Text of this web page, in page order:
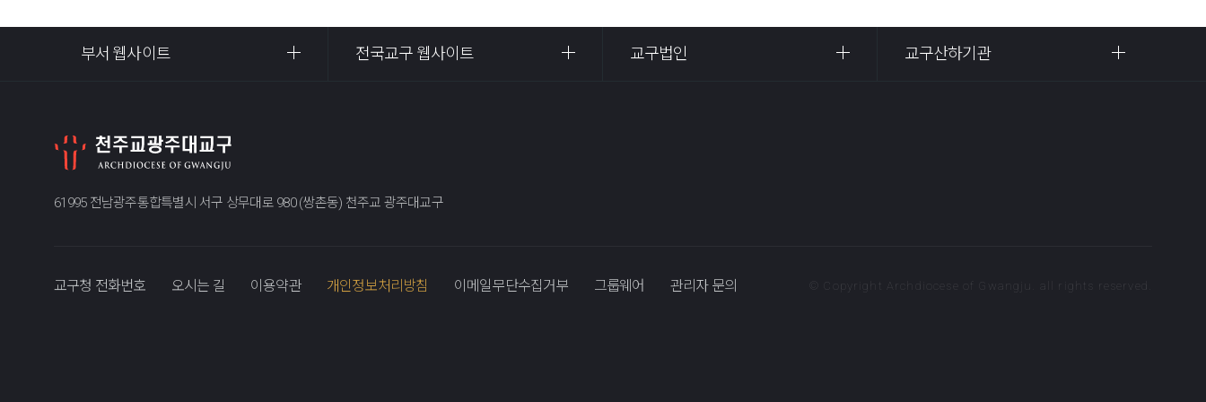
부서 웹사이트 전국교구 웹사이트 교구법인 교구산하기관
61995 전남광주통합특별시 서구 상무대로 980 (쌍촌동) 천주교 광주대교구
교구청 전화번호 오시는 길 이용약관 개인정보처리방침 이메일무단수집거부 그룹웨어 관리자 문의 © Copyright Archdiocese of Gwangju. all rights reserved.